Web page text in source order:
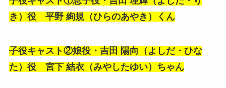
き）役 平野 絢規（ひらのあやき）くん
子役キャスト②娘役・ 吉田 陽向（よしだ・ひな
た）役 宮下 結衣（みやしたゆい）ちゃん